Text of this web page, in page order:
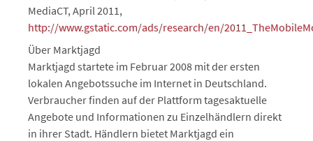
MediaCT, April 2011,
http://www.gstatic.com/ads/research/en/
Über Marktjagd
Marktjagd startete im Februar 2008 mit der ersten
lokalen Angebotssuche im Internet in Deutschland.
Verbraucher finden auf der Plattform tagesaktuelle
Angebote und Informationen zu Einzelhändlern direkt
in ihrer Stadt. Händlern bietet Marktjagd ein